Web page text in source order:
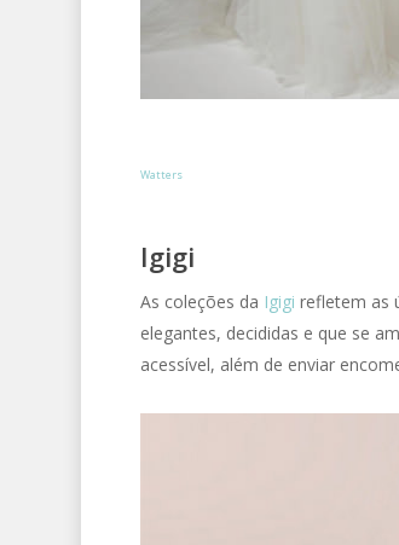
Watters
Igigi
As coleções da Igigi refletem as
elegantes, decididas e que se
acessível, além de enviar